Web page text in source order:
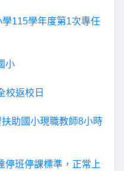
115學年度第1次專任
小
校返校日
助國小現職教師8小時
停班停課標準，正常上